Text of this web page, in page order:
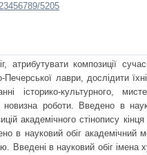
5205
атрибутувати композиції
лаври, дослідити
історико-культурного,
новизна роботи. Введено в
академічного стінопису
в науковий обіг академічний
Введені в науковий обіг імена